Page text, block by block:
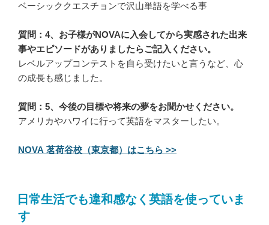
ベーシッククエスチョンで沢山単語を学べる事
質問：4、お子様がNOVAに入会してから実感された出来
事やエピソードがありましたらご記入ください。
レベルアップコンテストを自ら受けたいと言うなど、心
の成長も感じました。
質問：5、今後の目標や将来の夢をお聞かせください。
アメリカやハワイに行って英語をマスターしたい。
NOVA 茗荷谷校（東京都）はこちら >>
日常生活でも違和感なく英語を使っていま
す